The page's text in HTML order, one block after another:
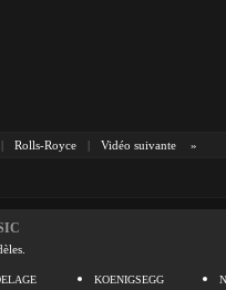
| Rolls-Royce | Vidéo suivante »
KOENIGSEGG